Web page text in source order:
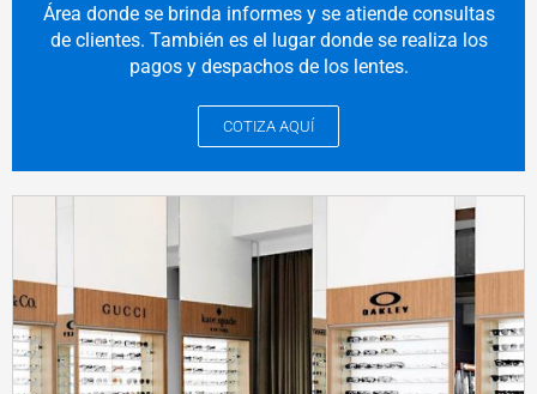
Área donde se brinda informes y se atiende consultas
de clientes. También es el lugar donde se realiza los
pagos y despachos de los lentes.
COTIZA AQUÍ